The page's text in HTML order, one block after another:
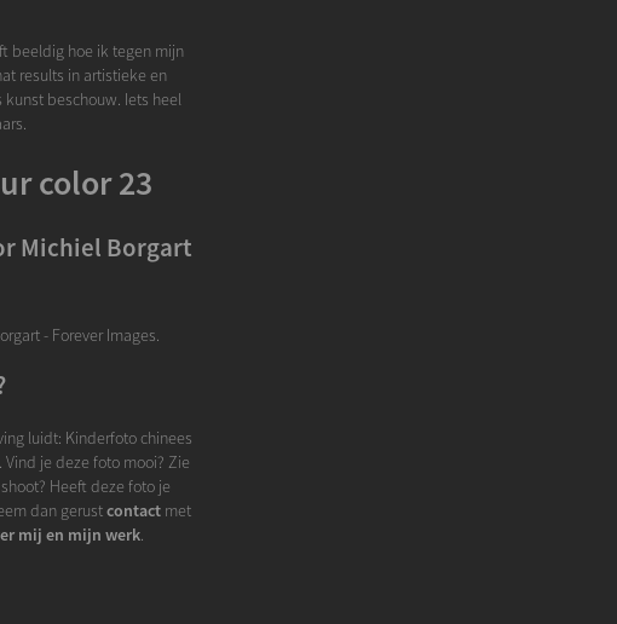
beeldig hoe ik tegen mijn
results in artistieke en
beschouw. Iets heel
color 23
Michiel Borgart
- Forever Images.
luidt: Kinderfoto chinees
je deze foto mooi? Zie
Heeft deze foto je
dan gerustcontactmet
mij en mijn werk.